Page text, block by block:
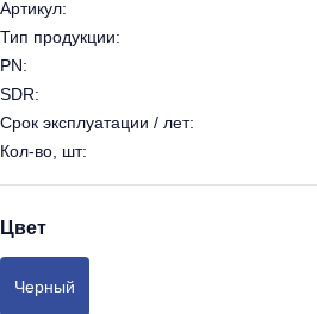
Артикул:
Тип продукции:
PN:
SDR:
Срок эксплуатации / лет:
Кол-во, шт:
Цвет
Черный